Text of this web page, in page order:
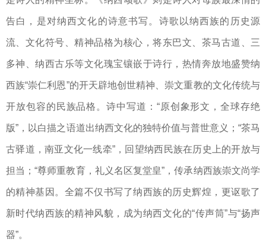
告白，是对纳西文化的诗意书写。诗歌以纳西族的历史源
流、文化符号、精神品格为核心，将东巴文、茶马古道、三
多神、纳西古乐等文化瑰宝镶嵌于诗行，热情奔放地盛赞纳
西族“崇仁利恩”的开天辟地创世精神、崇文重教的文化传统与
开放包容的民族品格。诗中写道：“原创象形文，全球存绝
版”，以白描之语道出纳西文化的独特价值与普世意义；“茶马
古驿道，南亚文化一线牵”，回望纳西民族在历史上的开放与
担当；“尊师重教育，礼义名区复堂皇”，传承纳西族崇文尚学
的精神基因。全篇不仅书写了纳西族的历史辉煌，更讴歌了
新时代纳西族的精神风貌，成为纳西文化的“传声筒”与“扬声
器”。